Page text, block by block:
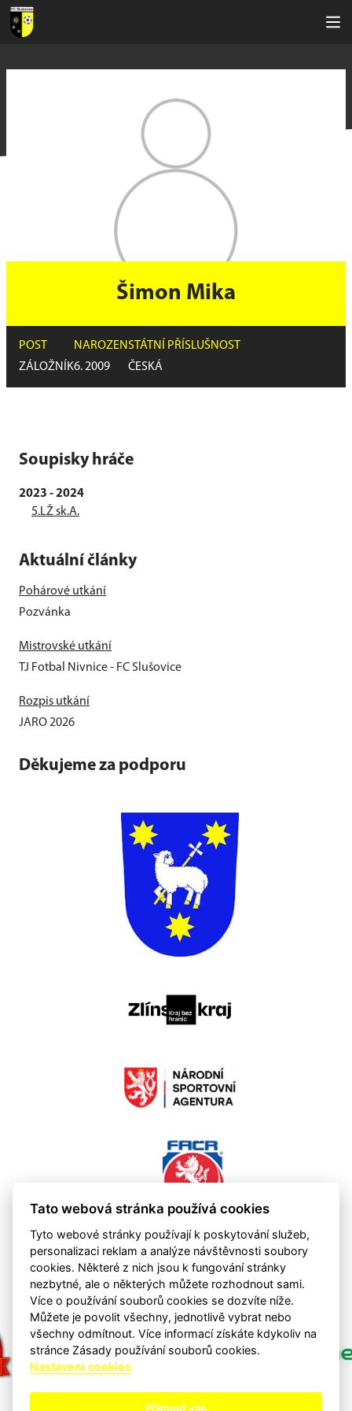
Šimon Mika
POST
ZÁLOŽNÍK
NAROZEN
6. 2009
STÁTNÍ PŘÍSLUŠNOST
ČESKÁ
Soupisky hráče
2023 - 2024
5.LŽ sk.A.
Aktuální články
Pohárové utkání
Pozvánka
Mistrovské utkání
TJ Fotbal Nivnice - FC Slušovice
Rozpis utkání
JARO 2026
Děkujeme za podporu
Tato webová stránka používá cookies
Tyto webové stránky používají k poskytování služeb,
personalizaci reklam a analýze návštěvnosti soubory
cookies. Některé z nich jsou k fungování stránky
nezbytné, ale o některých můžete rozhodnout sami.
Více o používání souborů cookies se dozvíte níže.
Můžete je povolit všechny, jednotlivě vybrat nebo
všechny odmítnout. Více informací získáte kdykoliv na
stránce Zásady používání souborů cookies.
Nastavení cookies
Přijmout vše